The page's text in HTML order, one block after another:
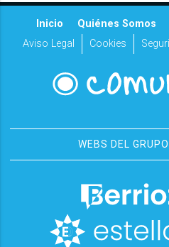
Inicio Quiénes Somos
Aviso Legal
Cookies
WEBS DEL